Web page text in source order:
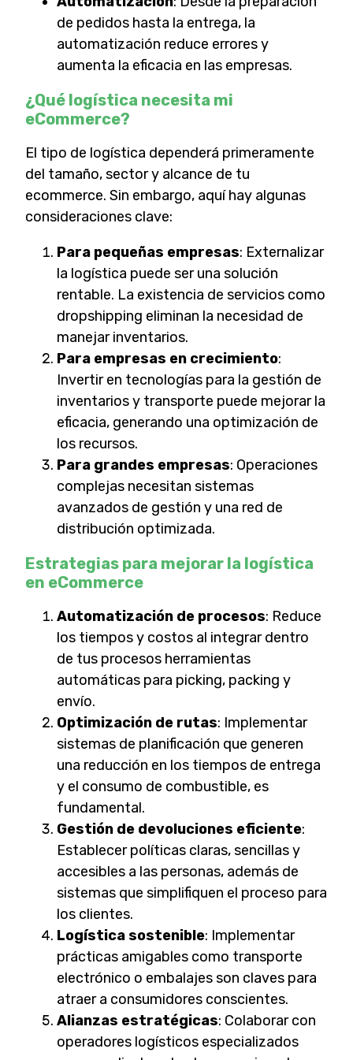
de pedidos hasta la entrega, la
automatización reduce errores y
aumenta la eficacia en las empresas.
¿Qué logística necesita mi
eCommerce?
El tipo de logística dependerá primeramente
del tamaño, sector y alcance de tu
ecommerce. Sin embargo, aquí hay algunas
consideraciones clave:
Para pequeñas empresas: Externalizar
la logística puede ser una solución
rentable. La existencia de servicios como
dropshipping eliminan la necesidad de
manejar inventarios.
Para empresas en crecimiento:
Invertir en tecnologías para la gestión de
inventarios y transporte puede mejorar la
eficacia, generando una optimización de
los recursos.
Para grandes empresas: Operaciones
complejas necesitan sistemas
avanzados de gestión y una red de
distribución optimizada.
Estrategias para mejorar la logística
en eCommerce
Automatización de procesos: Reduce
los tiempos y costos al integrar dentro
de tus procesos herramientas
automáticas para picking, packing y
envío.
Optimización de rutas: Implementar
sistemas de planificación que generen
una reducción en los tiempos de entrega
y el consumo de combustible, es
fundamental.
Gestión de devoluciones eficiente:
Establecer políticas claras, sencillas y
accesibles a las personas, además de
sistemas que simplifiquen el proceso para
los clientes.
Logística sostenible: Implementar
prácticas amigables como transporte
electrónico o embalajes son claves para
atraer a consumidores conscientes.
Alianzas estratégicas: Colaborar con
operadores logísticos especializados